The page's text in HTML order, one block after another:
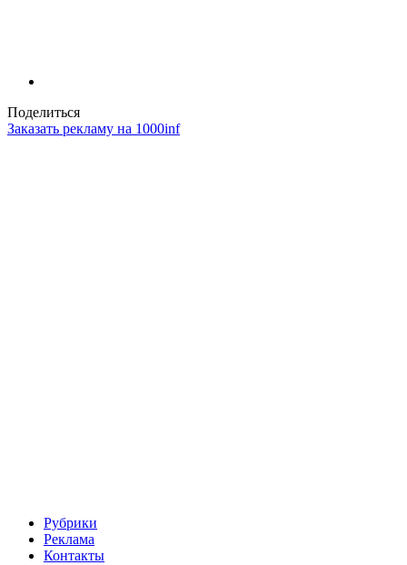
Поделиться
Заказать рекламу на 1000inf
Рубрики
Реклама
Контакты